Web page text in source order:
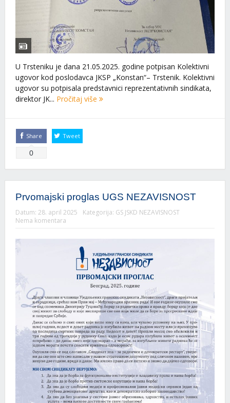
U Trsteniku je dana 21.05.2025. godine potpisan Kolektivni
ugovor kod poslodavca JKSP „Konstan“– Trstenik. Kolektivni
ugovor su potpisala predstavnici reprezentativnih sindikata,
direktor JK... Pročitaj više
Share
0
Tweet
Prvomajski proglas UGS NEZAVISNOST
Datum: 28. april 2025 Kategorija: GS JSKD NEZAVISNOST
Nema komentara